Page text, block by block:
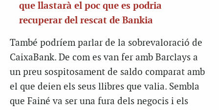
que llastarà el poc que es podria
recuperar del rescat de Bankia
També podríem parlar de la sobrevaloració de
CaixaBank. De com es van fer amb Barclays a
un preu sospitosament de saldo comparat amb
el que deien els seus llibres que valia. Sembla
que Fainé va ser una fura dels negocis i els